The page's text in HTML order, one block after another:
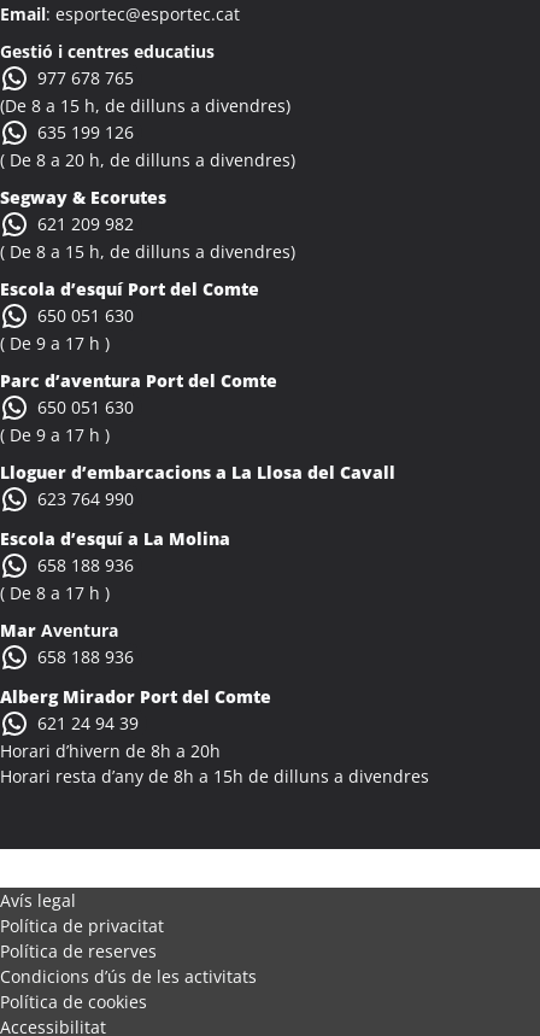
Colònies Escolars Albi
Activitats Teambuilding Empreses Albinyana
Activitats Família Amics Albinyana
Colònies Escolars Albinyana
Activitats Teambuilding Empreses Albiol
Activitats Família Amics Albiol
Colònies Escolars Albiol
Activitats Teambuilding Empreses Albocàsser
Colònies Escolars Albocàsser
Activitats Teambuilding Empreses Albons
Colònies Escolars Albons
Activitats Teambuilding Empreses Alcalà de Xivert
Colònies Escolars Alcalà de Xivert
Activitats Família Amics Alcanar
Colònies Escolars Alcanar
Activitats Família Amics Alcanó
Activitats Teambuilding Empreses Alcarràs
Activitats Família Amics Alcarràs
Colònies Escolars Alcarràs
Activitats Teambuilding Empreses Alcora
Activitats Família Amics Alcora
Colònies Escolars Alcora
Activitats Teambuilding Empreses Alcover
Activitats Família Amics Alcover
Email: esportec@esportec.cat
Gestió i centres educatius
977 678 765
(De 8 a 15 h, de dilluns a divendres)
635 199 126
( De 8 a 20 h, de dilluns a divendres)
Segway & Ecorutes
621 209 982
( De 8 a 15 h, de dilluns a divendres)
Escola d’esquí Port del Comte
650 051 630
( De 9 a 17 h )
Parc d’aventura Port del Comte
650 051 630
( De 9 a 17 h )
Lloguer d’embarcacions a La Llosa del Cavall
623 764 990
Escola d’esquí a La Molina
658 188 936
( De 8 a 17 h )
Mar Aventura
658 188 936
Alberg Mirador Port del Comte
621 24 94 39
Horari d’hivern de 8h a 20h
Horari resta d’any de 8h a 15h de dilluns a divendres
Avís legal
Política de privacitat
Política de reserves
Condicions d’ús de les activitats
Política de cookies
Accessibilitat